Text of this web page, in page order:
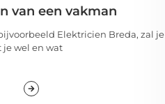
van een vakman
Elektricien Breda, zal je
je wel en wat